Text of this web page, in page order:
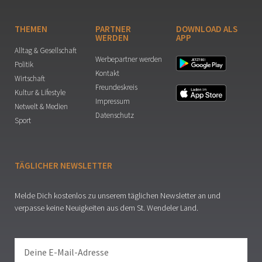
THEMEN
Alltag & Gesellschaft
Politik
Wirtschaft
Kultur & Lifestyle
Netwelt & Medien
Sport
PARTNER
WERDEN
Werbepartner werden
Kontakt
Freundeskreis
Impressum
Datenschutz
DOWNLOAD ALS
APP
TÄGLICHER NEWSLETTER
Melde Dich kostenlos zu unserem täglichen Newsletter an und
verpasse keine Neuigkeiten aus dem St. Wendeler Land.